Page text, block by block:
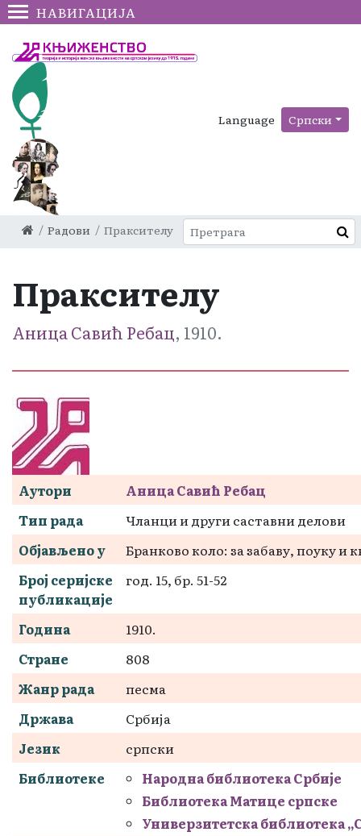
НАВИГАЦИЈА
Language Српски
Радови Праксителу
Праксителу
Аница Савић Ребац, 1910.
Аутори
Аница Савић Ребац
Тип рада
Чланци и други саставни делови
Објављено у
Бранково коло: за забаву, поуку и
Број серијске
публикације
год. 15, бр. 51-52
Година
1910.
Стране
808
Жанр рада
песма
Држава
Србија
Језик
српски
Библиотеке
Народна библиотека Србије
Библиотека Матице српске
Универзитетска библиотека